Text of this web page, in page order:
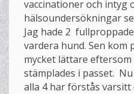
vaccinationer och intyg
hälsoundersökningar
Jag hade 2
vardera hund. Sen kom
mycket lättare
stämplades i passet.
alla 4 har förstås varsitt